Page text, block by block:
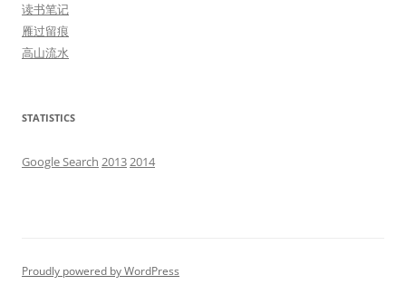
读书笔记
雁过留痕
高山流水
STATISTICS
Google Search 20132014
Proudly powered by WordPress